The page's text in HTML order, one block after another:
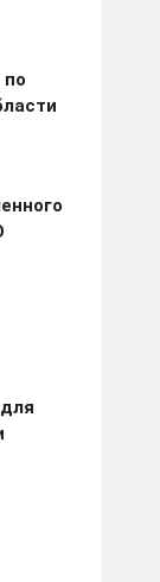
по